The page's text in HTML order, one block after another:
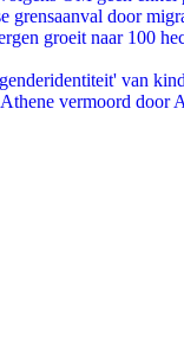
grensaanval door
groeit naar 100
van
vermoord door